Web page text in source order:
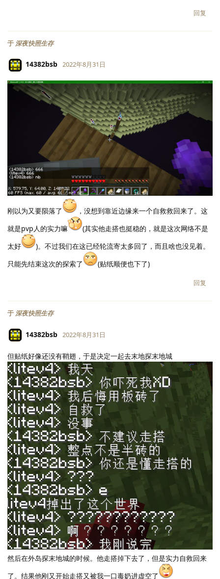
回复
于 深夜快照生存
14382bsb
LV.
2022年8月31日
刚以为又要陨落了
，没想到靠近边缘来一个自救救回来了。这
就是pvp人的实力嘛
(其实他走搭也挺稳的，就是这次网络不是
太好
)。不过我们在这已经轮流寄太多回了，而且啥也没见着。
只能先结束这次的探索了
(贴纸顺便也下了)
回复
于 深夜快照生存
14382bsb
LV.118
2022年8月31日
但贴纸好像还没有鞘翅，于是决定一起去末地探末地城
然后在外岛探末地城的时候。他走搭掉下去了，但是实力自救回来
了。结果他刚又开始走搭又被我一口毒奶进虚空了